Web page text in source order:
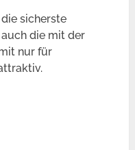
sicherste
die mit der
nur für